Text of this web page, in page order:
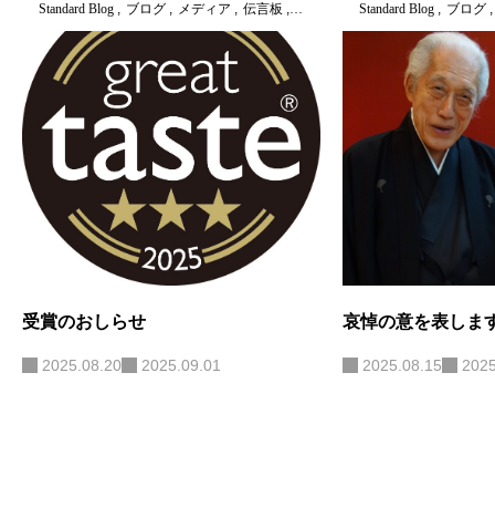
Standard Blog ブログ メディア 伝言板 店舗便り 未分類
受賞のおしらせ
2025.08.20 2025.09.01
Standard Blog ブログ
哀悼の意を表しま
2025.08.15